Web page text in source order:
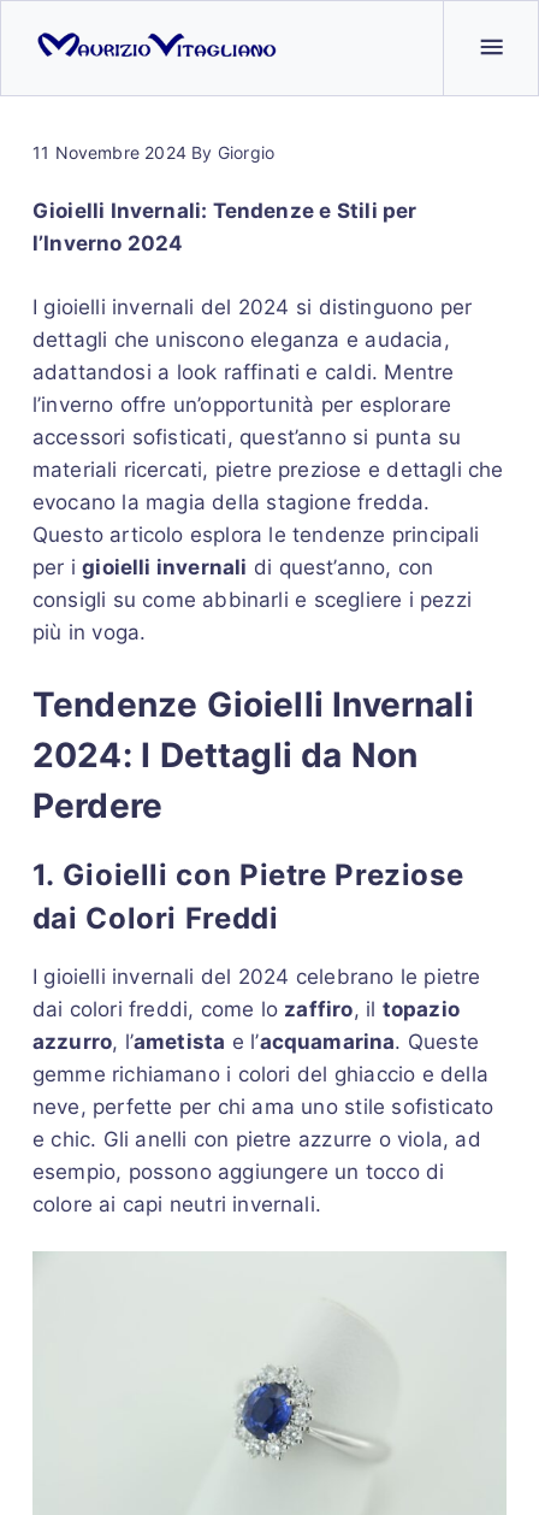
11 Novembre 2024 By Giorgio
Gioielli Invernali: Tendenze e Stili per
l’Inverno 2024
I gioielli invernali del 2024 si distinguono per
dettagli che uniscono eleganza e audacia,
adattandosi a look raffinati e caldi. Mentre
l’inverno offre un’opportunità per esplorare
accessori sofisticati, quest’anno si punta su
materiali ricercati, pietre preziose e dettagli che
evocano la magia della stagione fredda.
Questo articolo esplora le tendenze principali
per igioielli invernali di quest’anno, con
consigli su come abbinarli e scegliere i pezzi
più in voga.
Tendenze Gioielli Invernali
2024: I Dettagli da Non
Perdere
1. Gioielli con Pietre Preziose
dai Colori Freddi
I gioielli invernali del 2024 celebrano le pietre
dai colori freddi, come lo zaffiro, il topazio
azzurro, l’ametista e l’acquamarina. Queste
gemme richiamano i colori del ghiaccio e della
neve, perfette per chi ama uno stile sofisticato
e chic. Gli anelli con pietre azzurre o viola, ad
esempio, possono aggiungere un tocco di
colore ai capi neutri invernali.